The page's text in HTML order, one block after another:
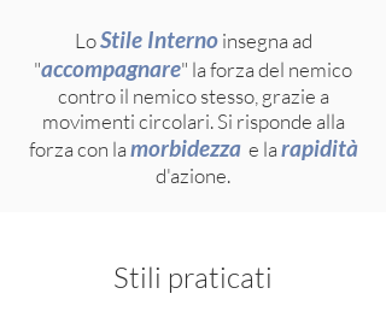
LoStile Internoinsegna ad
"accompagnare" la forza del nemico
contro il nemico stesso, grazie a
movimenti circolari. Si risponde alla
forza con lamorbidezzae larapidità
d'azione.
Stili praticati